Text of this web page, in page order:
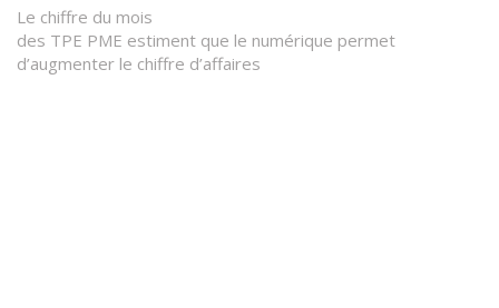
Le chiffre du mois
des TPE PME estiment que le numérique permet
d’augmenter le chiffre d’affaires